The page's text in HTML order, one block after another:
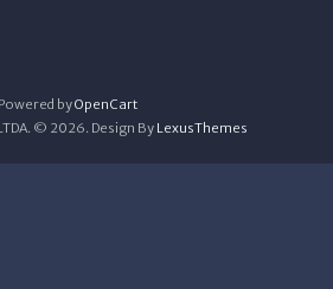
Powered byOpenCart
LTDA. © 2026. Design By LexusThemes